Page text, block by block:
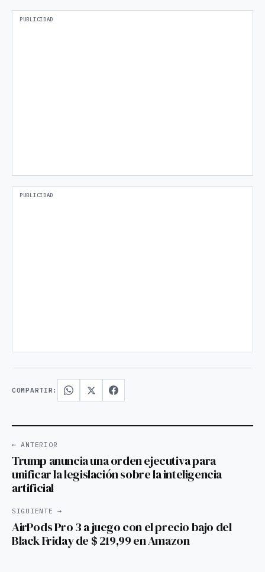
COMPARTIR:
← ANTERIOR
Trump anuncia una orden ejecutiva para
unificar la legislación sobre la inteligencia
artificial
SIGUIENTE →
AirPods Pro 3 a juego con el precio bajo del
Black Friday de $ 219,99 en Amazon